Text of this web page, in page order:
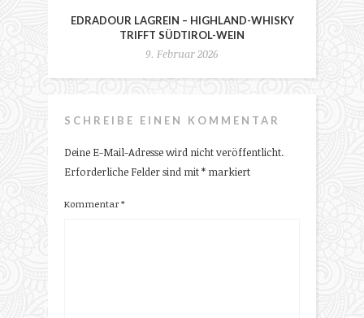
EDRADOUR LAGREIN – HIGHLAND-WHISKY
TRIFFT SÜDTIROL-WEIN
9. Februar 2026
SCHREIBE EINEN KOMMENTAR
Deine E-Mail-Adresse wird nicht veröffentlicht.
Erforderliche Felder sind mit* markiert
Kommentar*